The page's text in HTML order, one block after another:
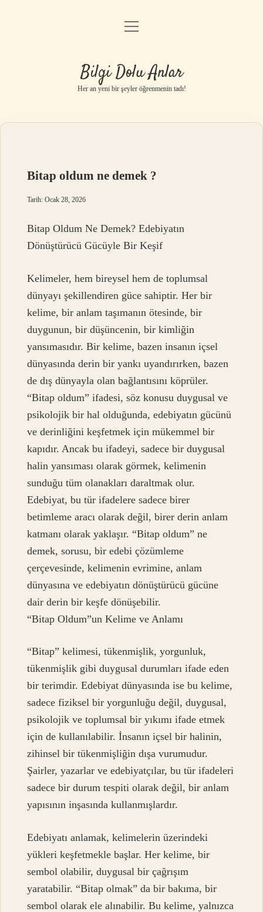
Anasayfa
Yasal Uyarı
menüyü
Bilgi Dolu Anlar
Her an yeni bir şeyler öğrenmenin tadı!
Bitap oldum ne demek ?
Tarih: Ocak 28, 2026
Bitap Oldum Ne Demek? Edebiyatın
Dönüştürücü Gücüyle Bir Keşif
Kelimeler, hem bireysel hem de toplumsal
dünyayı şekillendiren güce sahiptir. Her bir
kelime, bir anlam taşımanın ötesinde, bir
duygunun, bir düşüncenin, bir kimliğin
yansımasıdır. Bir kelime, bazen insanın içsel
dünyasında derin bir yankı uyandırırken, bazen
de dış dünyayla olan bağlantısını köprüler.
“Bitap oldum” ifadesi, söz konusu duygusal ve
psikolojik bir hal olduğunda, edebiyatın gücünü
ve derinliğini keşfetmek için mükemmel bir
kapıdır. Ancak bu ifadeyi, sadece bir duygusal
halin yansıması olarak görmek, kelimenin
sunduğu tüm olanakları daraltmak olur.
Edebiyat, bu tür ifadelere sadece birer
betimleme aracı olarak değil, birer derin anlam
katmanı olarak yaklaşır. “Bitap oldum” ne
demek, sorusu, bir edebi çözümleme
çerçevesinde, kelimenin evrimine, anlam
dünyasına ve edebiyatın dönüştürücü gücüne
dair derin bir keşfe dönüşebilir.
“Bitap Oldum”un Kelime ve Anlamı
“Bitap” kelimesi, tükenmişlik, yorgunluk,
tükenmişlik gibi duygusal durumları ifade eden
bir terimdir. Edebiyat dünyasında ise bu kelime,
sadece fiziksel bir yorgunluğu değil, duygusal,
psikolojik ve toplumsal bir yıkımı ifade etmek
için de kullanılabilir. İnsanın içsel bir halinin,
zihinsel bir tükenmişliğin dışa vurumudur.
Şairler, yazarlar ve edebiyatçılar, bu tür ifadeleri
sadece bir durum tespiti olarak değil, bir anlam
yapısının inşasında kullanmışlardır.
Edebiyatı anlamak, kelimelerin üzerindeki
yükleri keşfetmekle başlar. Her kelime, bir
sembol olabilir, duygusal bir çağrışım
yaratabilir. “Bitap olmak” da bir bakıma, bir
sembol olarak ele alınabilir. Bu kelime, yalnızca